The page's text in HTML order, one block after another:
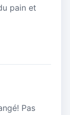
pain et
Pas